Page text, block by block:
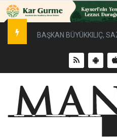
BAŞKAN BÜYÜKKILIÇ,